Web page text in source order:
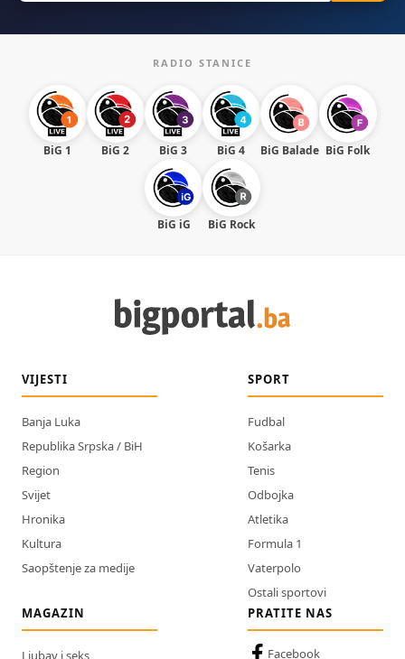
RADIO STANICE
BiG 1 BiG 2 BiG 3 BiG 4 BiG Balade BiG Folk
BiG iG BiG Rock
VIJESTI
Banja Luka
Republika Srpska / BiH
Region
Svijet
Hronika
Kultura
Saopštenje za medije
SPORT
Fudbal
Košarka
Tenis
Odbojka
Atletika
Formula 1
Vaterpolo
Ostali sportovi
MAGAZIN
Ljubav i seks
PRATITE NAS
Facebook